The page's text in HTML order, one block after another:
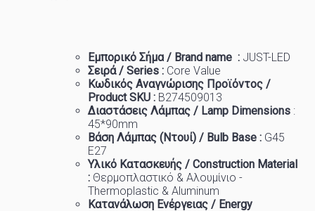
Εμπορικό Σήμα / Brand name : JUST-LED
Σειρά / Series : Core Value
Κωδικός Αναγνώρισης Προϊόντος /
Product SKU : B274509013
Διαστάσεις Λάμπας / Lamp Dimensions :
45*90mm
Βάση Λάμπας (Ντουί) / Bulb Base : G45
E27
Υλικό Κατασκευής / Construction Material
: Θερμοπλαστικό & Αλουμίνιο -
Thermoplastic & Aluminum
Κατανάλωση Ενέργειας / Energy